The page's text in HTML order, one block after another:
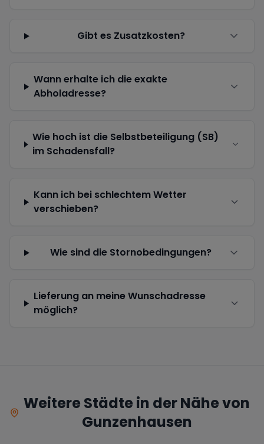
Gibt es Zusatzkosten?
Wann erhalte ich die exakte
Abholadresse?
Wie hoch ist die Selbstbeteiligung (SB)
im Schadensfall?
Kann ich bei schlechtem Wetter
verschieben?
Wie sind die Stornobedingungen?
Lieferung an meine Wunschadresse
möglich?
Weitere Städte in der Nähe von
Gunzenhausen